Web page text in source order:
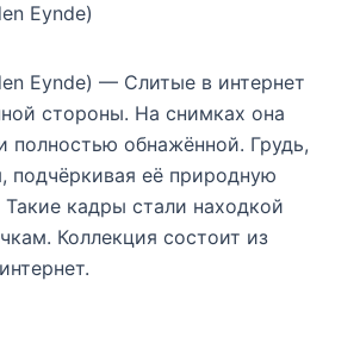
Eynde)
Eynde) — Слитые в интернет
стороны. На снимках она
полностью обнажённой. Грудь,
подчёркивая её природную
кадры стали находкой
Коллекция состоит из